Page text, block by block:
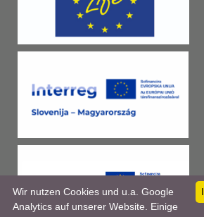
Wir nutzen Cookies und u.a. Google
Analytics auf unserer Website. Einige